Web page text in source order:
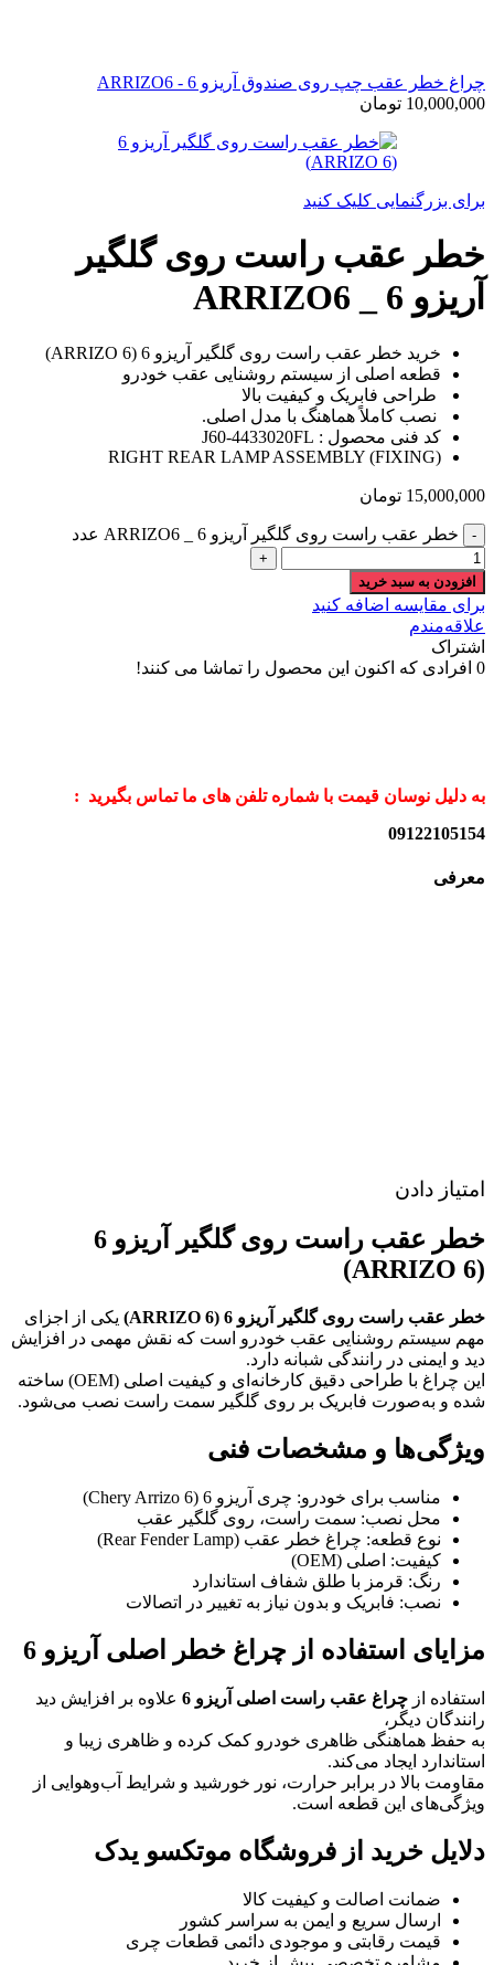
چراغ خطر عقب چپ روی صندوق آریزو 6 - ARRIZO6
10,000,000 تومان
برای بزرگنمایی کلیک کنید
خطر عقب راست روی گلگیر
آریزو 6 _ ARRIZO6
خرید خطر عقب راست روی گلگیر آریزو 6 (ARRIZO 6)
قطعه‌ اصلی از سیستم روشنایی عقب خودرو
طراحی فابریک و کیفیت بالا
نصب کاملاً هماهنگ با مدل اصلی.
کد فنی محصول : J60-4433020FL
RIGHT REAR LAMP ASSEMBLY (FIXING)
15,000,000 تومان
خطر عقب راست روی گلگیر آریزو 6 _ ARRIZO6 عدد
افزودن به سبد خرید
برای مقایسه اضافه کنید
علاقه‌مندم
اشتراک
0 افرادی که اکنون این محصول را تماشا می کنند!
به دلیل نوسان قیمت با شماره تلفن های ما تماس بگیرید :
09122105154
معرفی
امتیاز دادن
خطر عقب راست روی گلگیر آریزو 6
(ARRIZO 6)
خطر عقب راست روی گلگیر آریزو 6 (ARRIZO 6)
یکی از اجزای
مهم سیستم روشنایی عقب خودرو است که نقش مهمی در افزایش
دید و ایمنی در رانندگی شبانه دارد.
این چراغ با طراحی دقیق کارخانه‌ای و کیفیت اصلی (OEM) ساخته
شده و به‌صورت فابریک بر روی گلگیر سمت راست نصب می‌شود.
ویژگی‌ها و مشخصات فنی
مناسب برای خودرو: چری آریزو 6 (Chery Arrizo 6)
محل نصب: سمت راست، روی گلگیر عقب
نوع قطعه: چراغ خطر عقب (Rear Fender Lamp)
کیفیت: اصلی (OEM)
رنگ: قرمز با طلق شفاف استاندارد
نصب: فابریک و بدون نیاز به تغییر در اتصالات
مزایای استفاده از چراغ خطر اصلی آریزو 6
استفاده از چراغ عقب راست اصلی آریزو 6
علاوه بر افزایش دید
رانندگان دیگر،
به حفظ هماهنگی ظاهری خودرو کمک کرده و ظاهری زیبا و
استاندارد ایجاد می‌کند.
مقاومت بالا در برابر حرارت، نور خورشید و شرایط آب‌وهوایی از
ویژگی‌های این قطعه است.
دلایل خرید از فروشگاه موتکسو یدک
ضمانت اصالت و کیفیت کالا
ارسال سریع و ایمن به سراسر کشور
قیمت رقابتی و موجودی دائمی قطعات چری